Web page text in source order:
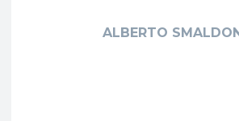
ALBERTO